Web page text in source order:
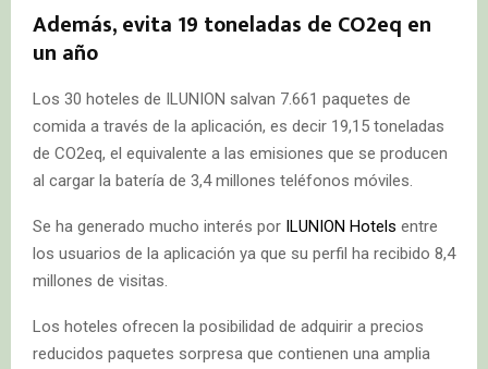
Además, evita 19 toneladas de CO2eq en
un año
Los 30 hoteles de ILUNION salvan 7.661 paquetes de
comida a través de la aplicación, es decir 19,15 toneladas
de CO2eq, el equivalente a las emisiones que se producen
al cargar la batería de 3,4 millones teléfonos móviles.
Se ha generado mucho interés por ILUNION Hotels entre
los usuarios de la aplicación ya que su perfil ha recibido 8,4
millones de visitas.
Los hoteles ofrecen la posibilidad de adquirir a precios
reducidos paquetes sorpresa que contienen una amplia